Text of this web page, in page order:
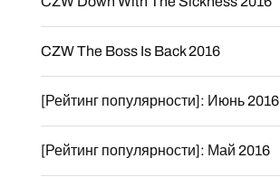
CZW The Boss Is Back 2016
[Рейтинг популярности]: Июнь 2016
[Рейтинг популярности]: Май 2016